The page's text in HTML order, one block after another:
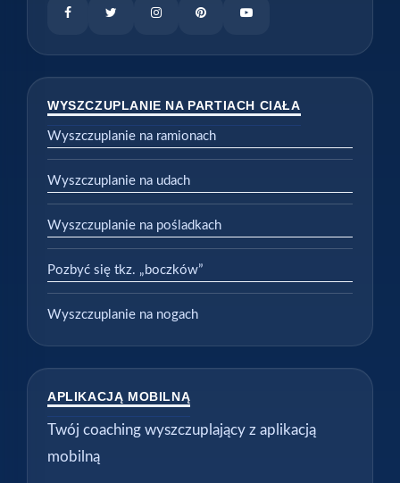
WYSZCZUPLANIE NA PARTIACH CIAŁA
Wyszczuplanie na ramionach
Wyszczuplanie na udach
Wyszczuplanie na pośladkach
Pozbyć się tkz. „boczków”
Wyszczuplanie na nogach
APLIKACJĄ MOBILNĄ
Twój coaching wyszczuplający z aplikacją
mobilną